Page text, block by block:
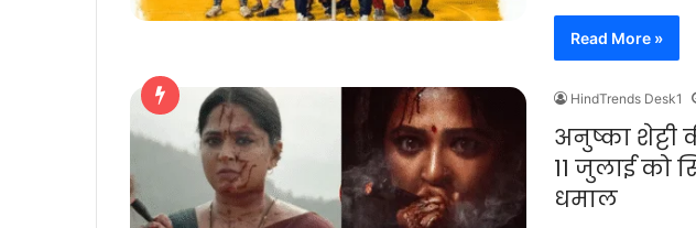
Read More »
HindTrends Desk1
अनुष्का शेट्टी
11 जुलाई को
धमाल